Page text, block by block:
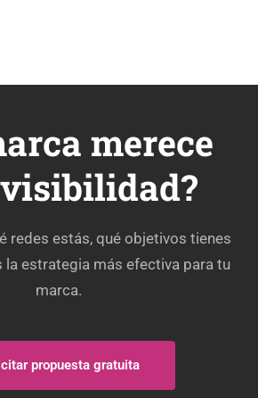
merece
redes estás, qué objetivos tienes
estrategia más efectiva para tu
marca.
propuesta gratuita